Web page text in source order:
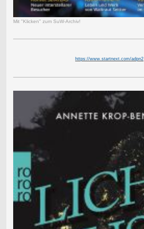
Mit "Klicken" zum SuW-Archiv!
https://www.startnext.com/adpn2